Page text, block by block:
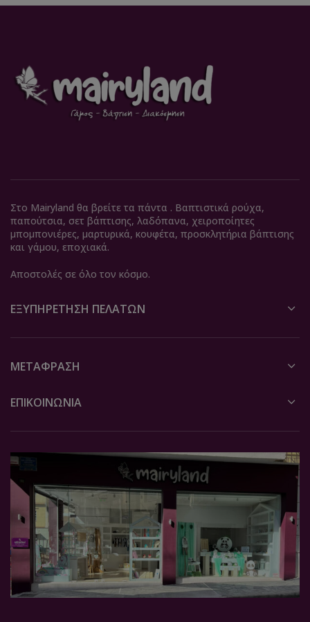
Στο Mairyland θα βρείτε τα πάντα . Βαπτιστικά ρούχα,
παπούτσια, σετ βάπτισης, λαδόπανα, χειροποίητες
μπομπονιέρες, μαρτυρικά, κουφέτα, προσκλητήρια βάπτισης
και γάμου, εποχιακά.
Αποστολές σε όλο τον κόσμο.
ΕΞΥΠΗΡΈΤΗΣΗ ΠΕΛΑΤΏΝ
ΜΕΤΆΦΡΑΣΗ
ΕΠΙΚΟΙΝΩΝΙΑ